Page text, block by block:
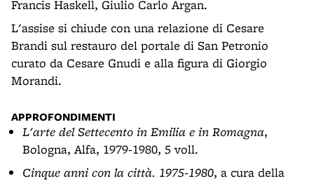
Francis Haskell, Giulio Carlo Argan.
L'assise si chiude con una relazione di Cesare
Brandi sul restauro del portale di San Petronio
curato da Cesare Gnudi e alla figura di Giorgio
Morandi.
APPROFONDIMENTI
L'arte del Settecento in Emilia e in Romagna,
Bologna, Alfa, 1979-1980, 5 voll.
Cinque anni con la città. 1975-1980, a cura della